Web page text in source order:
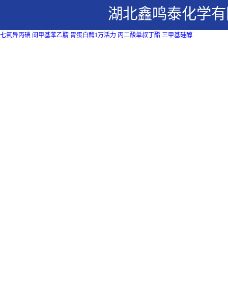
湖北鑫鸣泰化学
七氟异丙碘 间甲基苯乙腈 胃蛋白酶1万活力 丙二酸单叔丁酯 三甲基硅醇